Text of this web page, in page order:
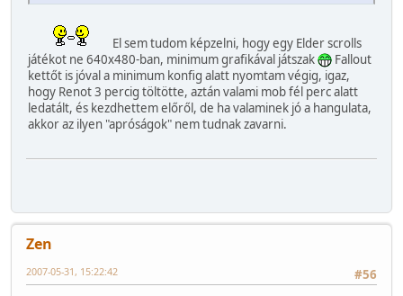
El sem tudom képzelni, hogy egy Elder scrolls
játékot ne 640x480-ban, minimum grafikával játszak
Fallout
kettőt is jóval a minimum konfig alatt nyomtam végig, igaz,
hogy Renot 3 percig töltötte, aztán valami mob fél perc alatt
ledatált, és kezdhettem előről, de ha valaminek jó a hangulata,
akkor az ilyen "apróságok" nem tudnak zavarni.
Zen
#56
2007-05-31, 15:22:42